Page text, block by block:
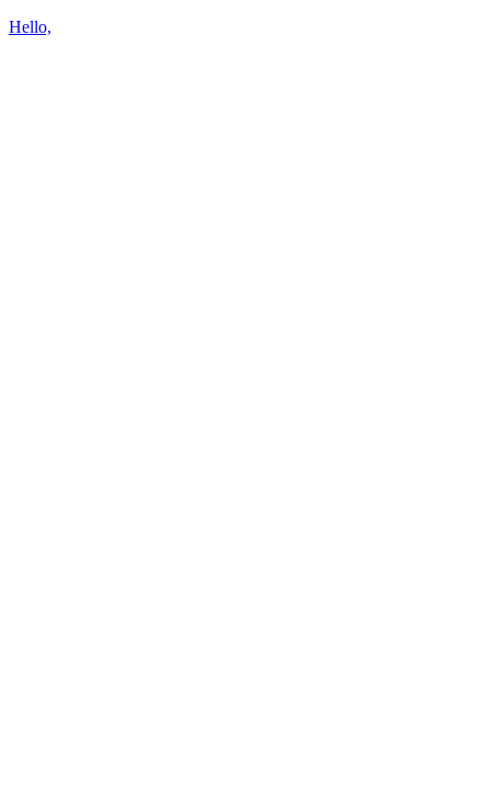
Hello,